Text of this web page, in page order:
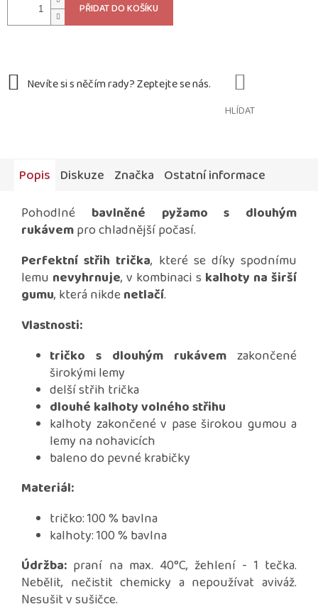
PŘIDAT DO KOŠÍKU
HLÍDAT
Popis Diskuze Značka Ostatní informace
Pohodlné bavlněné pyžamo s dlouhým
rukávempro chladnější počasí.
Perfektní střih trička, které se díky spodnímu
lemu nevyhrnuje, v kombinaci s kalhoty na širší
gumu, která nikde netlačí.
Vlastnosti:
tričko s dlouhým rukávem zakončené
širokými lemy
delší střih trička
dlouhé kalhoty volného střihu
kalhoty zakončené v pase širokou gumou a
lemy na nohavicích
baleno do pevné krabičky
Materiál:
tričko: 100 % bavlna
kalhoty: 100 % bavlna
Údržba: praní na max. 40°C, žehlení - 1 tečka.
Nebělit, nečistit chemicky a nepoužívat aviváž.
Nesušit v sušičce.